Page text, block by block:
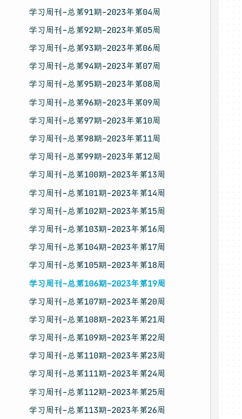
学习周刊-总第91期-2023年第04周
学习周刊-总第92期-2023年第05周
学习周刊-总第93期-2023年第06周
学习周刊-总第94期-2023年第07周
学习周刊-总第95期-2023年第08周
学习周刊-总第96期-2023年第09周
学习周刊-总第97期-2023年第10周
学习周刊-总第98期-2023年第11周
学习周刊-总第99期-2023年第12周
学习周刊-总第100期-2023年第13周
学习周刊-总第101期-2023年第14周
学习周刊-总第102期-2023年第15周
学习周刊-总第103期-2023年第16周
学习周刊-总第104期-2023年第17周
学习周刊-总第105期-2023年第18周
学习周刊-总第106期-2023年第19周
学习周刊-总第107期-2023年第20周
学习周刊-总第108期-2023年第21周
学习周刊-总第109期-2023年第22周
学习周刊-总第110期-2023年第23周
学习周刊-总第111期-2023年第24周
学习周刊-总第112期-2023年第25周
学习周刊-总第113期-2023年第26周